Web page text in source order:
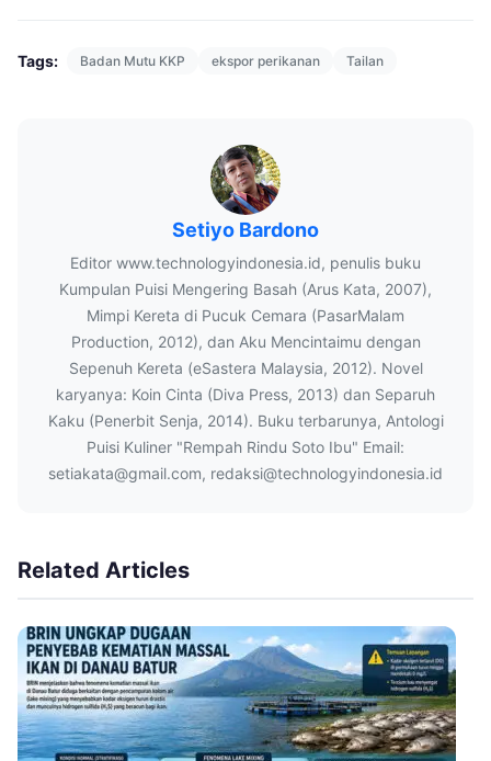
Tags: Badan Mutu KKP ekspor perikanan Tailan
Setiyo Bardono
Editor www.technologyindonesia.id, penulis buku
Kumpulan Puisi Mengering Basah (Arus Kata, 2007),
Mimpi Kereta di Pucuk Cemara (PasarMalam
Production, 2012), dan Aku Mencintaimu dengan
Sepenuh Kereta (eSastera Malaysia, 2012). Novel
karyanya: Koin Cinta (Diva Press, 2013) dan Separuh
Kaku (Penerbit Senja, 2014). Buku terbarunya, Antologi
Puisi Kuliner "Rempah Rindu Soto Ibu" Email:
setiakata@gmail.com, redaksi@technologyindonesia.id
Related Articles